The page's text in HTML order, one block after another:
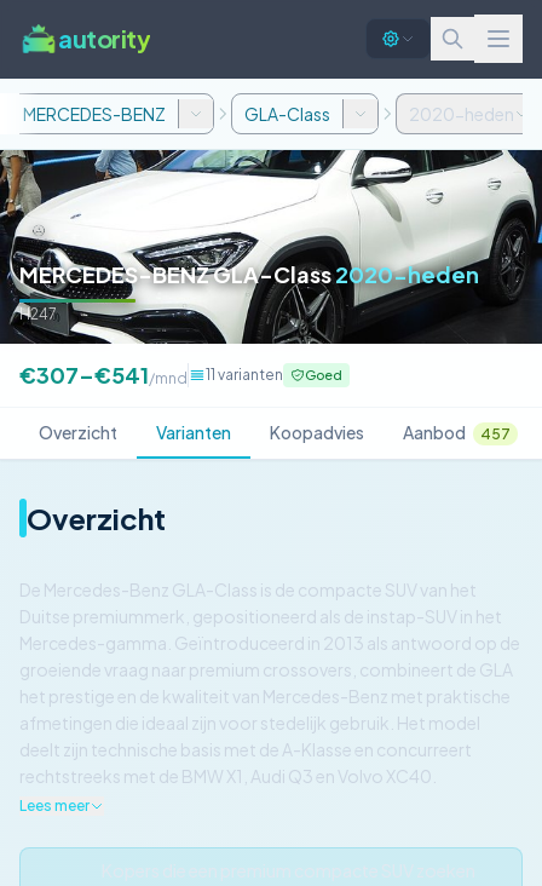
autority
MERCEDES-BENZ GLA-Class 2020-heden
MERCEDES-BENZ GLA-Class2020-heden
H247
€307–€541/mnd 11 varianten Goed
Overzicht Varianten Koopadvies Aanbod 457
Overzicht
De Mercedes-Benz GLA-Class is de compacte SUV van het
Duitse premiummerk, gepositioneerd als de instap-SUV in het
Mercedes-gamma. Geïntroduceerd in 2013 als antwoord op de
groeiende vraag naar premium crossovers, combineert de GLA
het prestige en de kwaliteit van Mercedes-Benz met praktische
afmetingen die ideaal zijn voor stedelijk gebruik. Het model
deelt zijn technische basis met de A-Klasse en concurreert
rechtstreeks met de BMW X1, Audi Q3 en Volvo XC40.
Lees meer